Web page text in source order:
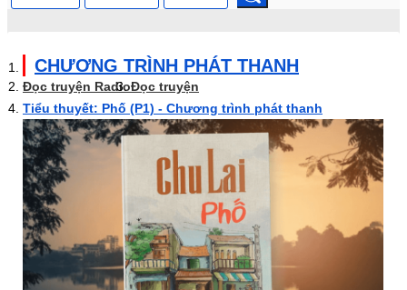
CHƯƠNG TRÌNH PHÁT THANH
Đọc truyện RadioĐọc truyện
Tiểu thuyết: Phố (P1) - Chương trình phát thanh